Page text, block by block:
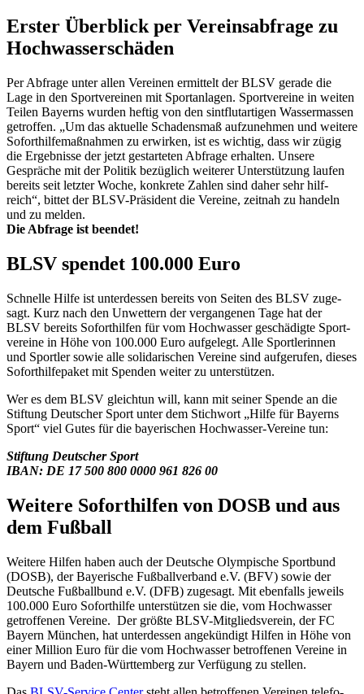
Erster Über­blick per Vereins­ab­frage zu
Hochwasserschäden
Per Abfrage unter allen Verei­nen ermit­telt der BLSV gerade die
Lage in den Sport­ver­ei­nen mit Sport­an­la­gen. Sport­ver­eine in weiten
Teilen Bayerns wurden heftig von den sint­flut­ar­ti­gen Wasser­mas­sen
getrof­fen. „Um das aktu­elle Scha­dens­maß aufzu­neh­men und weitere
Sofort­hil­fe­maß­nah­men zu erwir­ken, ist es wich­tig, dass wir zügig
die Ergeb­nisse der jetzt gestar­te­ten Abfrage erhal­ten. Unsere
Gesprä­che mit der Poli­tik bezüg­lich weite­rer Unter­stüt­zung laufen
bereits seit letz­ter Woche, konkrete Zahlen sind daher sehr hilf­
reich“, bittet der BLSV-Präsi­dent die Vereine, zeit­nah zu handeln
und zu melden.
Die Abfrage ist beendet!
BLSV spen­det 100.000 Euro
Schnelle Hilfe ist unter­des­sen bereits von Seiten des BLSV zuge­
sagt. Kurz nach den Unwet­tern der vergan­ge­nen Tage hat der
BLSV bereits Sofort­hil­fen für vom Hoch­was­ser geschä­digte Sport­
ver­eine in Höhe von 100.000 Euro aufge­legt. Alle Sport­le­rin­nen
und Sport­ler sowie alle soli­da­ri­schen Vereine sind aufge­ru­fen, dieses
Sofort­hil­fe­pa­ket mit Spen­den weiter zu unterstützen.
Wer es dem BLSV gleich­tun will, kann mit seiner Spende an die
Stif­tung Deut­scher Sport unter dem Stich­wort „Hilfe für Bayerns
Sport“ viel Gutes für die baye­ri­schen Hoch­was­ser-Vereine tun:
Stif­tung Deut­scher Sport
IBAN: DE 17 500 800 0000 961 826 00
Weitere Sofort­hil­fen von DOSB und aus
dem Fußball
Weitere Hilfen haben auch der Deut­sche Olym­pi­sche Sport­bund
(DOSB), der Baye­ri­sche Fußball­ver­band e.V. (BFV) sowie der
Deut­sche Fußball­bund e.V. (DFB) zuge­sagt. Mit eben­falls jeweils
100.000 Euro Sofort­hilfe unter­stüt­zen sie die, vom Hoch­was­ser
getrof­fe­nen Vereine. Der größte BLSV-Mitglieds­ver­ein, der FC
Bayern München, hat unter­des­sen ange­kün­digt Hilfen in Höhe von
einer Million Euro für die vom Hoch­was­ser betrof­fe­nen Vereine in
Bayern und Baden-Würt­tem­berg zur Verfü­gung zu stellen.